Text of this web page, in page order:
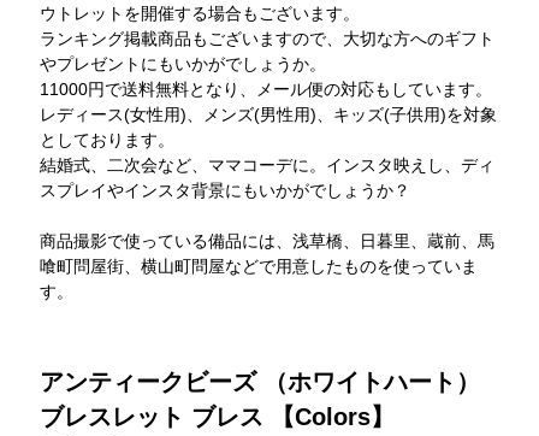
ウトレットを開催する場合もございます。
ランキング掲載商品もございますので、大切な方へのギフト
やプレゼントにもいかがでしょうか。
11000円で送料無料となり、メール便の対応もしています。
レディース(女性用)、メンズ(男性用)、キッズ(子供用)を対象
としております。
結婚式、二次会など、ママコーデに。インスタ映えし、ディ
スプレイやインスタ背景にもいかがでしょうか？
商品撮影で使っている備品には、浅草橋、日暮里、蔵前、馬
喰町問屋街、横山町問屋などで用意したものを使っていま
す。
アンティークビーズ （ホワイトハート）
ブレスレット ブレス 【Colors】